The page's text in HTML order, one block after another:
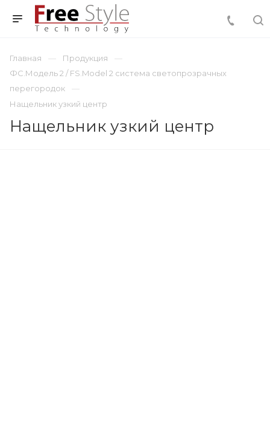
Главная
Продукция
ФС.Модель 2 / FS.Model 2 система светопрозрачных
перегородок
Нащельник узкий центр
Нащельник узкий центр